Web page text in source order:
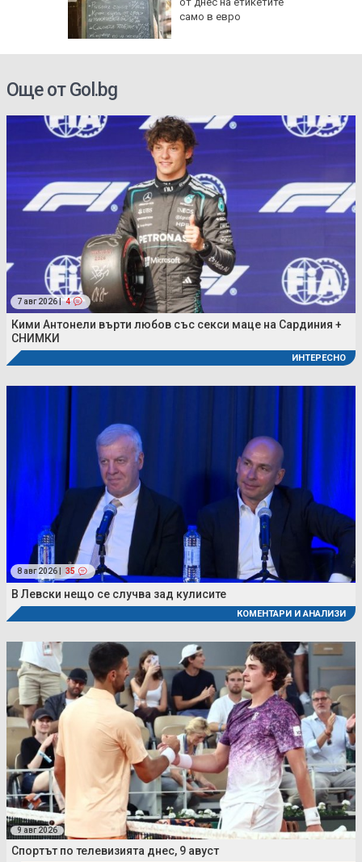
само в евро
Още от Gol.bg
7 авг 2026 | 4
Кими Антонели върти любов със секси маце на Сардиния +
СНИМКИ
ИНТЕРЕСНО
8 авг 2026 | 35
В Левски нещо се случва зад кулисите
КОМЕНТАРИ И АНАЛИЗИ
9 авг 2026
Спортът по телевизията днес, 9 авуст